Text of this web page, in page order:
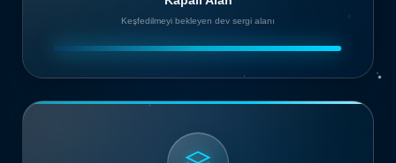
Keşfedilmeyi bekleyen dev sergi alanı